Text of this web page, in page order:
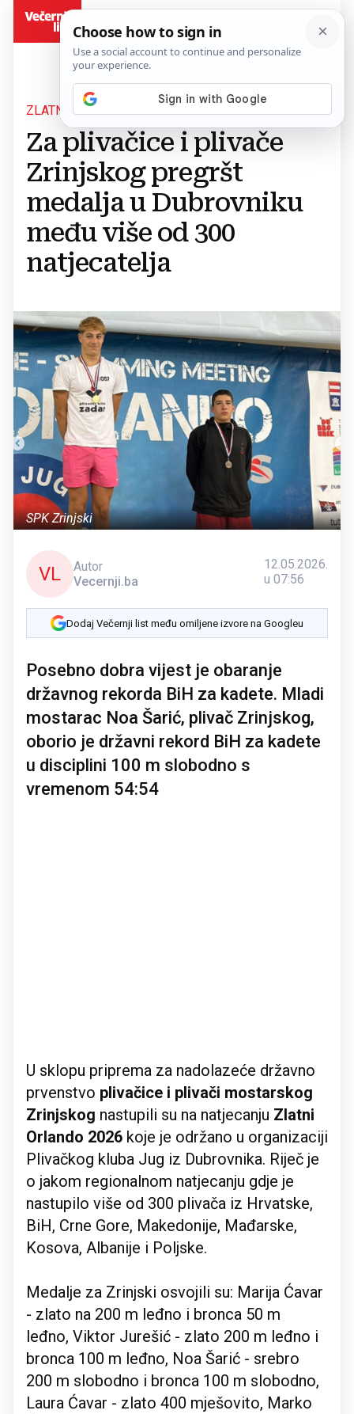
ZLATNI ORLANDO 2026
Za plivačice i plivače
Zrinjskog pregršt
medalja u Dubrovniku
među više od 300
natjecatelja
SPK Zrinjski
VL
Autor
Vecernji.ba
12.05.2026.
u 07:56
Dodaj Večernji list među omiljene izvore na Googleu
Posebno dobra vijest je obaranje
državnog rekorda BiH za kadete. Mladi
mostarac Noa Šarić, plivač Zrinjskog,
oborio je državni rekord BiH za kadete
u disciplini 100 m slobodno s
vremenom 54:54
U sklopu priprema za nadolazeće državno
prvenstvo plivačice i plivači mostarskog
Zrinjskog nastupili su na natjecanju Zlatni
Orlando 2026 koje je održano u organizaciji
Plivačkog kluba Jug iz Dubrovnika. Riječ je
o jakom regionalnom natjecanju gdje je
nastupilo više od 300 plivača iz Hrvatske,
BiH, Crne Gore, Makedonije, Mađarske,
Kosova, Albanije i Poljske.
Medalje za Zrinjski osvojili su: Marija Ćavar
- zlato na 200 m leđno i bronca 50 m
leđno, Viktor Jurešić - zlato 200 m leđno i
bronca 100 m leđno, Noa Šarić - srebro
200 m slobodno i bronca 100 m slobodno,
Laura Ćavar - zlato 400 mješovito, Marko